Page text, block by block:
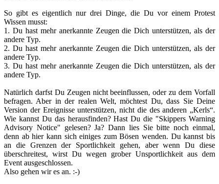
So gibt es eigentlich nur drei Dinge, die Du vor einem Protest
Wissen musst:
1. Du hast mehr anerkannte Zeugen die Dich unterstützen, als der
andere Typ.
2. Du hast mehr anerkannte Zeugen die Dich unterstützen, als der
andere Typ.
3. Du hast mehr anerkannte Zeugen die Dich unterstützen, als der
andere Typ.
Natürlich darfst Du Zeugen nicht beeinflussen, oder zu dem Vorfall
befragen. Aber in der realen Welt, möchtest Du, dass Sie Deine
Version der Ereignisse unterstützen, nicht die des anderen „Kerls“.
Wie kannst Du das herausfinden? Hast Du die "Skippers Warning
Advisory Notice" gelesen? Ja? Dann lies Sie bitte noch einmal,
denn ab hier kann sich einiges zum Bösen wenden. Du kannst bis
an die Grenzen der Sportlichkeit gehen, aber wenn Du diese
überschreitest, wirst Du wegen grober Unsportlichkeit aus dem
Event ausgeschlossen.
Also gehen wir es an. :-)